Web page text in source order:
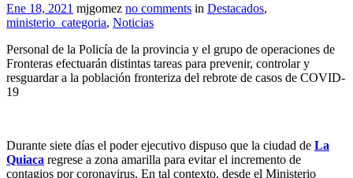
Ene 18, 2021 mjgomez no comments in Destacados,
ministerio_categoria, Noticias
Personal de la Policía de la provincia y el grupo de operaciones de
Fronteras efectuarán distintas tareas para prevenir, controlar y
resguardar a la población fronteriza del rebrote de casos de COVID-
19
Durante siete días el poder ejecutivo dispuso que la ciudad de La
Quiaca regrese a zona amarilla para evitar el incremento de
contagios por coronavirus. En tal contexto, desde el Ministerio